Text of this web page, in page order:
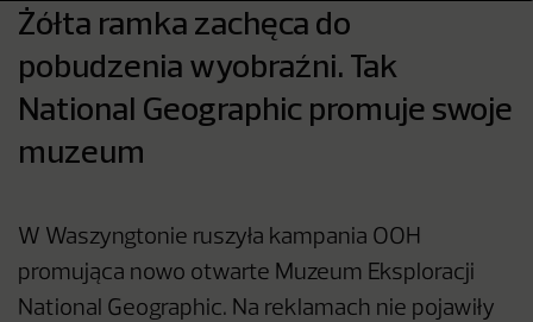
Żółta ramka zachęca do
pobudzenia wyobraźni. Tak
National Geographic promuje swoje
muzeum
W Waszyngtonie ruszyła kampania OOH
promująca nowo otwarte Muzeum Eksploracji
National Geographic. Na reklamach nie pojawiły